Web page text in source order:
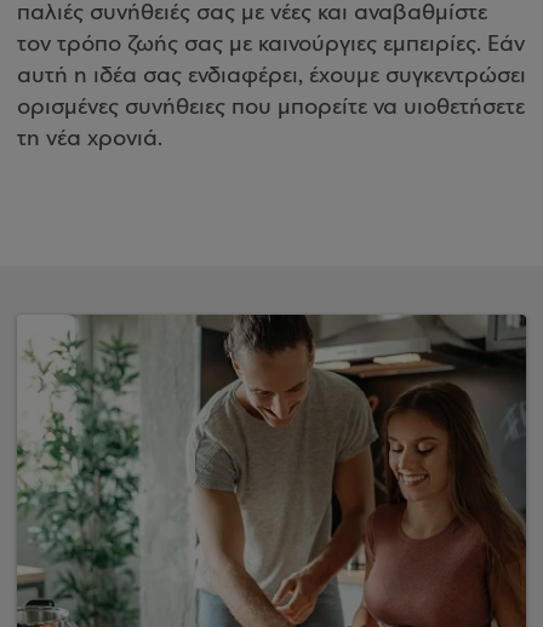
παλιές συνήθειές σας με νέες και αναβαθμίστε
τον τρόπο ζωής σας με καινούργιες εμπειρίες. Εάν
αυτή η ιδέα σας ενδιαφέρει, έχουμε συγκεντρώσει
ορισμένες συνήθειες που μπορείτε να υιοθετήσετε
τη νέα χρονιά.